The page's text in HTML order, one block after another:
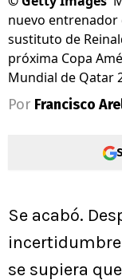
nuevo entrenador
sustituto de
próxima Copa
Mundial de Qatar
Por Francisco
Se acabó.
incertidumbre
se supiera que